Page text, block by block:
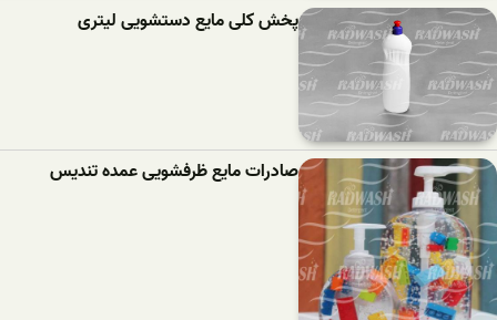
پخش کلی مایع دستشویی لیتری
صادرات مایع ظرفشویی عمده تندیس